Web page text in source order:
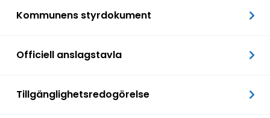
Kommunens styrdokument
Officiell anslagstavla
Tillgänglighetsredogörelse